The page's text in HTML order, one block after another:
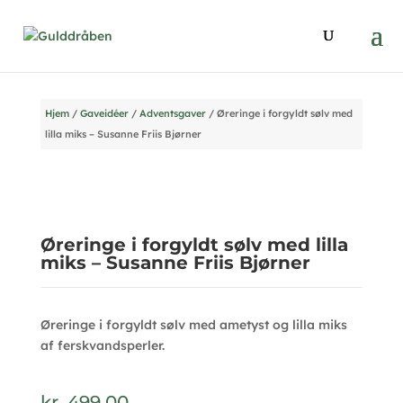
Hjem/ Gaveidéer/ Adventsgaver/ Øreringe i forgyldt sølv med
lilla miks – Susanne Friis Bjørner
Øreringe i forgyldt sølv med lilla
miks – Susanne Friis Bjørner
Øreringe i forgyldt sølv med ametyst og lilla miks
af ferskvandsperler.